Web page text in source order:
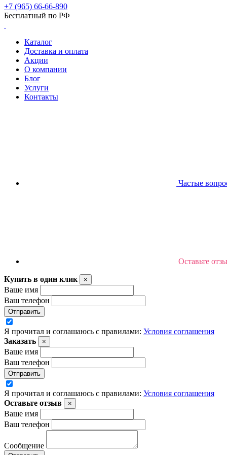
+7 (965) 66-66-890
Бесплатный по РФ
Каталог
Доставка и оплата
Акции
О компании
Блог
Услуги
Контакты
Частые
Оставьте
Купить в один клик ×
Ваше имя
Ваш телефон
Отправить
Я прочитал и соглашаюсь с правилами: Условия соглашения
Заказать
×
Ваше имя
Ваш телефон
Отправить
Я прочитал и соглашаюсь с правилами: Условия соглашения
Оставьте отзыв
×
Ваше имя
Ваш телефон
Сообщение